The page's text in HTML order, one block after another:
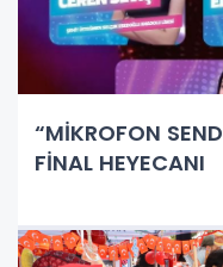
“MİKROFON
FİNAL HEYECANI